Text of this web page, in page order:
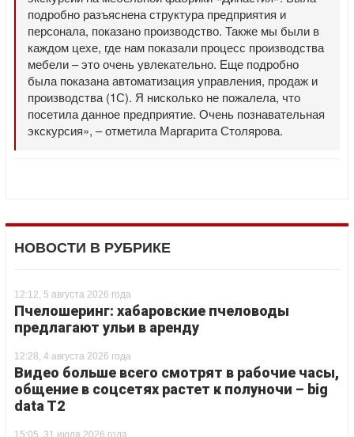
подробно разъяснена структура предприятия и
персонала, показано производство. Также мы были в
каждом цехе, где нам показали процесс производства
мебели – это очень увлекательно. Еще подробно
была показана автоматизация управления, продаж и
производства (1С). Я нисколько не пожалела, что
посетила данное предприятие. Очень познавательная
экскурсия», – отметила Маргарита Столярова.
НОВОСТИ В РУБРИКЕ
12:12, 5 августа 2026 года
Пчелошеринг: хабаровские пчеловоды
предлагают ульи в аренду
12:28, 4 августа 2026 года
Видео больше всего смотрят в рабочие часы,
общение в соцсетях растет к полуночи – big
data T2
15:05, 31 июля 2026 года